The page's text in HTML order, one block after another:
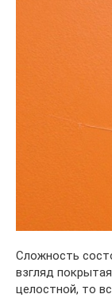
Сложность
взгляд
целостной, то